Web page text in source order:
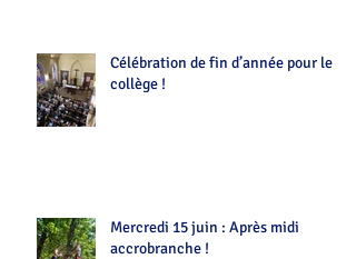
Célébration de fin d’année pour le
collège !
Mercredi 15 juin : Après midi
accrobranche !